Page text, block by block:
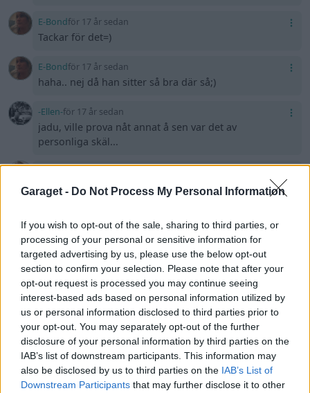
Garaget - Do Not Process My Personal Information
If you wish to opt-out of the sale, sharing to third parties, or
processing of your personal or sensitive information for
targeted advertising by us, please use the below opt-out
section to confirm your selection. Please note that after your
opt-out request is processed you may continue seeing
interest-based ads based on personal information utilized by
us or personal information disclosed to third parties prior to
your opt-out. You may separately opt-out of the further
disclosure of your personal information by third parties on the
IAB’s list of downstream participants. This information may
also be disclosed by us to third parties on the IAB’s List of
Downstream Participants that may further disclose it to other
E-Bondför 17 år sedan
Tackar för det=)
E-Bondför 17 år sedan
haha.. nej då han sitter så bra där så;)
-Ellen-för 17 år sedan
jadu, ville prova nåt annat å sen var det av
personliga skäl...
tack tack! MM en livs investering! Hahaha!
har inte bokat nått än men det blir en del jänkar
träffar i år.dom börgar i maj i kristinehamn typ den
23 maj.bilen moddas hos lukas kooz nu.men bilen
är färdig i april nu.länktar till att få hämta den
chrillesnakeman för 17 år sedan
länktar du med nu till våren så du kan få ta ut
pärlan när allt grus är borta?äntligen börgar värmen
komma tillbaka.lyckatill med bilen i sommar.Skall du
på några träffar??